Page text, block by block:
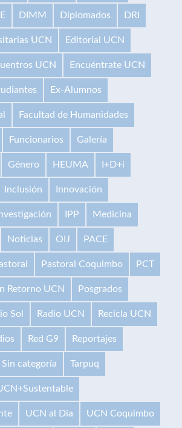
DIMM Diplomados DRI
UCN Editorial UCN
UCN Encuéntrate UCN
Ex-Alumnos
Facultad de Humanidades
Funcionarios Galería
Género HEUMA I+D+i
Inclusión Innovación
IPP Medicina
Noticias OIJ PACE
Pastoral Coquimbo PCT
Retorno UCN Posgrados
Sol Radio UCN Recicla UCN
Red G9 Reportajes
Sin categoría Tarpuq
UCN al Día UCN Coquimbo